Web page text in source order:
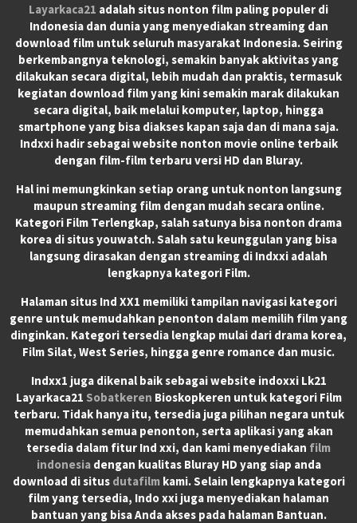
Layarkaca21 adalah situs nonton film paling populer di
Indonesia dan dunia yang menyediakan streaming dan
download film untuk seluruh masyarakat Indonesia. Seiring
berkembangnya teknologi, semakin banyak aktivitas yang
dilakukan secara digital, lebih mudah dan praktis, termasuk
kegiatan download film yang kini semakin marak dilakukan
secara digital, baik melalui komputer, laptop, hingga
smartphone yang bisa diakses kapan saja dan di mana saja.
Indxxi hadir sebagai website nonton movie online terbaik
dengan film-film terbaru versi HD dan Bluray.
Hal ini memungkinkan setiap orang untuk nonton langsung
maupun streaming film dengan mudah secara online.
Kategori Film Terlengkap, salah satunya bisa nonton drama
korea di situs youwatch. Salah satu keunggulan yang bisa
langsung dirasakan dengan streaming di Indxxi adalah
lengkapnya kategori Film.
Halaman situs Ind XX1 memiliki tampilan navigasi kategori
genre untuk memudahkan penonton dalam memilih film yang
dinginkan. Kategori tersedia lengkap mulai dari drama korea,
Film Silat, West Series, hingga genre romance dan music.
Indxx1 juga dikenal baik sebagai website indoxxi Lk21
Layarkaca21 Sobatkeren Bioskopkeren untuk kategori Film
terbaru. Tidak hanya itu, tersedia juga pilihan negara untuk
memudahkan semua penonton, serta aplikasi yang akan
tersedia dalam fitur Ind xxi, dan kami menyediakan film
indonesiadengan kualitas Bluray HD yang siap anda
download di situs dutafilmkami. Selain lengkapnya kategori
film yang tersedia, Indo xxi juga menyediakan halaman
bantuan yang bisa Anda akses pada halaman Bantuan.